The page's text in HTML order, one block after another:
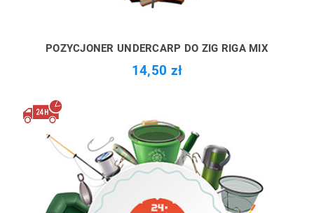
POZYCJONER UNDERCARP DO ZIG RIGA MIX
14,50 zł